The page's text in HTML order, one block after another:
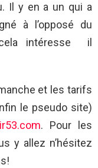
Il y en a un qui a
à l’opposé du
intéresse il
et les tarifs
le pseudo site)
. Pour les
y allez n’hésitez